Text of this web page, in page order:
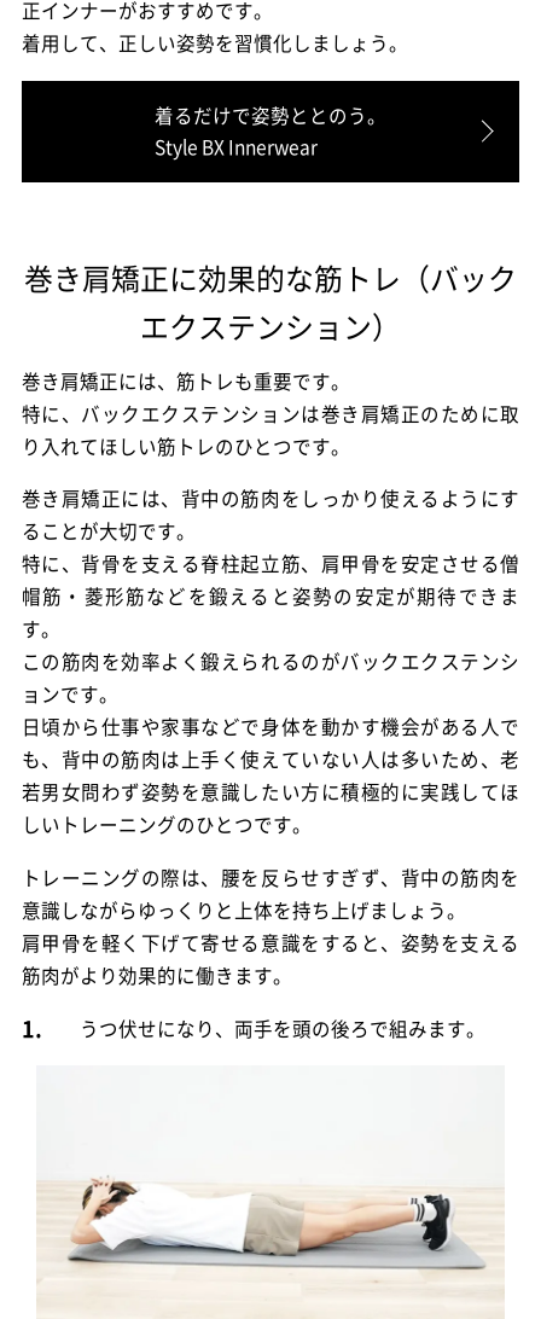
正インナーがおすすめです。
着用して、正しい姿勢を習慣化しましょう。
着るだけで姿勢ととのう。
Style BX Innerwear
巻き肩矯正に効果的な筋トレ（バック
エクステンション）
巻き肩矯正には、筋トレも重要です。
特に、バックエクステンションは巻き肩矯正のために取
り入れてほしい筋トレのひとつです。
巻き肩矯正には、背中の筋肉をしっかり使えるようにす
ることが大切です。
特に、背骨を支える脊柱起立筋、肩甲骨を安定させる僧
帽筋・菱形筋などを鍛えると姿勢の安定が期待できま
す。
この筋肉を効率よく鍛えられるのがバックエクステンシ
ョンです。
日頃から仕事や家事などで身体を動かす機会がある人で
も、背中の筋肉は上手く使えていない人は多いため、老
若男女問わず姿勢を意識したい方に積極的に実践してほ
しいトレーニングのひとつです。
トレーニングの際は、腰を反らせすぎず、背中の筋肉を
意識しながらゆっくりと上体を持ち上げましょう。
肩甲骨を軽く下げて寄せる意識をすると、姿勢を支える
筋肉がより効果的に働きます。
1. うつ伏せになり、両手を頭の後ろで組みます。